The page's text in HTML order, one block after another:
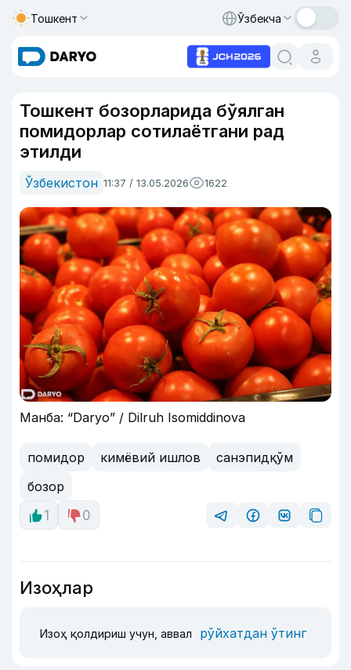
Тошкент Ўзбекча
Тошкент бозорларида бўялган
помидорлар сотилаётгани рад
этилди
Ўзбекистон 11:37 / 13.05.2026 1622
Манба: “Daryo” / Dilruh Isomiddinova
помидор кимёвий ишлов
санэпидқўм
бозор
1
0
Изоҳлар
Изоҳ қолдириш учун, аввал рўйхатдан ўтинг